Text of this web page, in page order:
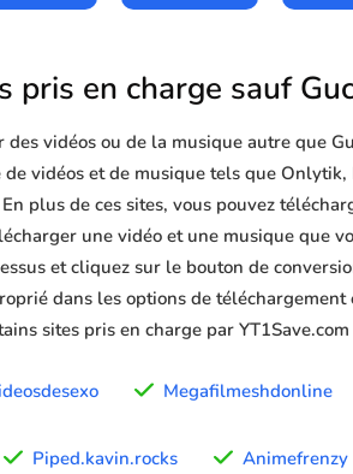
pris en charge sauf
des vidéos ou de la musique autre que
vidéos et de musique tels que Onlytik,
plus de ces sites, vous pouvez
une vidéo et une musique que
et cliquez sur le bouton de
dans les options de
sites pris en charge par
Megafilmeshdonline
Piped.kavin.rocks Animefrenzy